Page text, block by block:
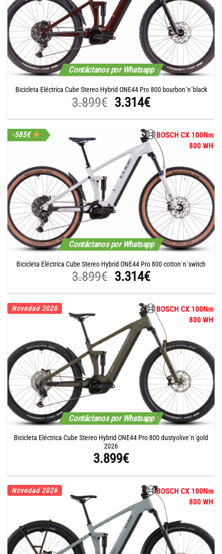
Contáctanos por Whatsapp
Bicicleta Eléctrica Cube Stereo Hybrid ONE44 Pro 800 bourbon´n´black
3.899€ El
precio
original
3.899€.
3.314€El
precio
actual
es:
3.314€.
Contáctanos por Whatsapp
-585€
Bicicleta Eléctrica Cube Stereo Hybrid ONE44 Pro 800 cotton´n´switch
3.899€ El
precio
original
3.899€.
3.314€El
precio
actual
es:
3.314€.
Contáctanos por Whatsapp
Novedad 2026
Bicicleta Eléctrica Cube Stereo Hybrid ONE44 Pro 800 dustyolive´n´gold
2026
3.899€
Novedad 2026